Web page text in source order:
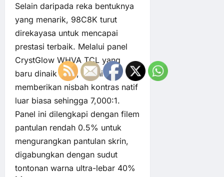
Selain daripada reka bentuknya
yang menarik, 98C8K turut
direkayasa untuk mencapai
prestasi terbaik. Melalui panel
CrystGlow WHVA TCL yang
baru dinaik taraf, TV ini
memberikan nisbah kontras natif
luar biasa sehingga 7,000:1.
Panel ini dilengkapi dengan filem
pantulan rendah 0.5% untuk
mengurangkan pantulan skrin,
digabungkan dengan sudut
tontonan warna ultra-lebar 40%